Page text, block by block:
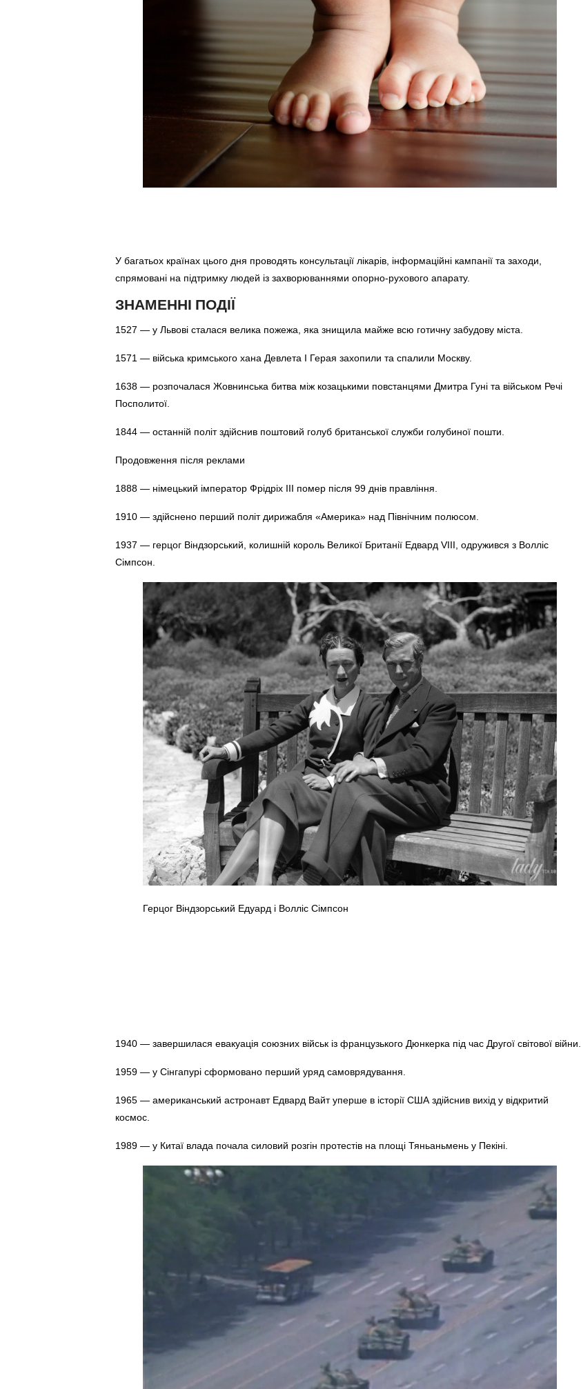
У багатьох країнах цього дня проводять консультації лікарів, інформаційні кампанії та заходи,
спрямовані на підтримку людей із захворюваннями опорно-рухового апарату.
ЗНАМЕННІ ПОДІЇ
1527 — у Львові сталася велика пожежа, яка знищила майже всю готичну забудову міста.
1571 — війська кримського хана Девлета I Герая захопили та спалили Москву.
1638 — розпочалася Жовнинська битва між козацькими повстанцями Дмитра Гуні та військом Речі
Посполитої.
1844 — останній політ здійснив поштовий голуб британської служби голубиної пошти.
Продовження після реклами
1888 — німецький імператор Фрідріх III помер після 99 днів правління.
1910 — здійснено перший політ дирижабля «Америка» над Північним полюсом.
1937 — герцог Віндзорський, колишній король Великої Британії Едвард VIII, одружився з Волліс
Сімпсон.
Герцог Віндзорський Едуард і Волліс Сімпсон
1940 — завершилася евакуація союзних військ із французького Дюнкерка під час Другої світової війни.
1959 — у Сінгапурі сформовано перший уряд самоврядування.
1965 — американський астронавт Едвард Вайт уперше в історії США здійснив вихід у відкритий
космос.
1989 — у Китаї влада почала силовий розгін протестів на площі Тяньаньмень у Пекіні.